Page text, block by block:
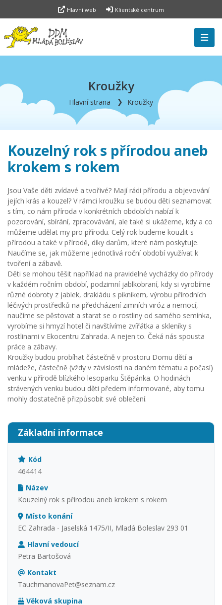
Hlavní web Klientské centrum
Kroužky
Hlavní strana Kroužky
Kouzelný rok s přírodou aneb
krokem s rokem
Jsou Vaše děti zvídavé a tvořivé? Mají rádi přírodu a objevování
jejích krás a kouzel? V rámci kroužku se budou děti seznamovat
s tím, co nám příroda v konkrétních obdobích nabízí k
pozorování, sbírání, zpracovávání, ale také si ukážeme, kdy a co
můžeme udělat my pro přírodu. Celý rok budeme kouzlit s
přírodou a také v přírodě, díky darům, které nám poskytuje.
Naučíme se, jak můžeme jednotlivá roční období využívat k
tvoření a zábavě.
Děti se mohou těšit například na pravidelné vycházky do přírody
v každém ročním období, podzimní jablkobraní, kdy si vyrobíme
různé dobroty z jablek, drakiádu s piknikem, výrobu přírodních
léčivých prostředků na předcházení zimních viróz a nemocí,
naučíme se pěstovat a starat se o rostliny od samého semínka,
vyrobíme si hmyzí hotel či navštívíme zvířátka a skleníky s
rostlinami v Ekocentru Zahrada. A nejen to. Čeká nás spousta
práce a zábavy.
Kroužky budou probíhat částečně v prostoru Domu dětí a
mládeže, částečně (vždy v závislosti na daném tématu a počasí)
venku v přírodě blízkého lesoparku Štěpánka. O hodinách
strávených venku budou děti předem informované, aby tomu
mohly dostatečně přizpůsobit své oblečení.
Základní informace
Kód
464414
Název
Kouzelný rok s přírodou aneb krokem s rokem
Místo konání
EC Zahrada - Jaselská 1475/II, Mladá Boleslav 293 01
Hlavní vedoucí
Petra Bartošová
Kontakt
TauchmanovaPet@seznam.cz
Věková skupina